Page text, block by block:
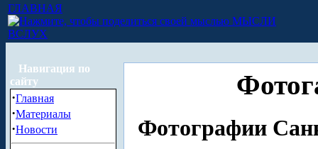
ГЛАВНАЯ
МЫСЛИ
ВСЛУХ
Навигация по
сайту
·Главная
·Материалы
·Новости Фотографии